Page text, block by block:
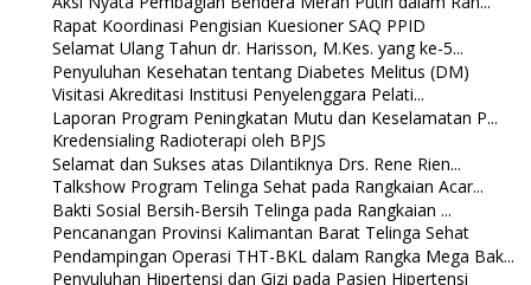
Rapat Koordinasi Pengisian Kuesioner SAQ PPID
Selamat Ulang Tahun dr. Harisson, M.Kes. yang ke-5...
Penyuluhan Kesehatan tentang Diabetes Melitus (DM)
Visitasi Akreditasi Institusi Penyelenggara Pelati...
Laporan Program Peningkatan Mutu dan Keselamatan P...
Kredensialing Radioterapi oleh BPJS
Selamat dan Sukses atas Dilantiknya Drs. Rene Rien...
Talkshow Program Telinga Sehat pada Rangkaian Acar...
Bakti Sosial Bersih-Bersih Telinga pada Rangkaian ...
Pencanangan Provinsi Kalimantan Barat Telinga Sehat
Pendampingan Operasi THT-BKL dalam Rangka Mega Bak...
Penyuluhan Hipertensi dan Gizi pada Pasien Hipertensi